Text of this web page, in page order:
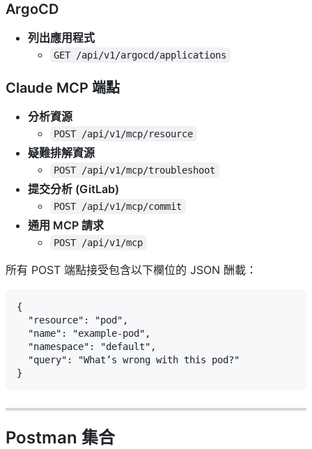
ArgoCD
列出應用程式
GET /api/v1/argocd/applications
Claude MCP 端點
分析資源
POST /api/v1/mcp/resource
疑難排解資源
POST /api/v1/mcp/troubleshoot
提交分析 (GitLab)
POST /api/v1/mcp/commit
通用 MCP 請求
POST /api/v1/mcp
所有 POST 端點接受包含以下欄位的 JSON 酬載：
{
  "resource": "pod",
  "name": "example-pod",
  "namespace": "default",
  "query": "What’s wrong with this pod?"
Postman 集合